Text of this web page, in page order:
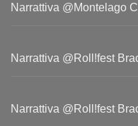
Narrattiva @Montelago
Narrattiva @Roll!fest
Narrattiva @Roll!fest